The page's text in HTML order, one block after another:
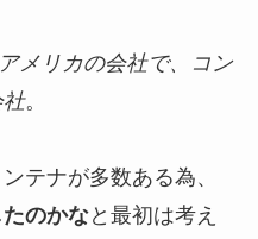
アメリカの会社で、コン
社。
テナが多数ある為、
のかなと最初は考え